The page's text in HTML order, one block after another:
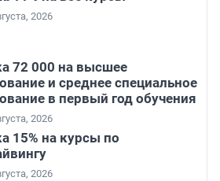
2026
72 000 на высшее
и среднее специальное
в первый год обучения
2026
15% на курсы по
2026